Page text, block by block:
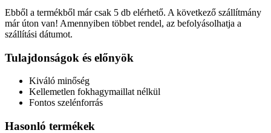
Ebből a termékből már csak 5 db elérhető. A következő szállítmány
már úton van! Amennyiben többet rendel, az befolyásolhatja a
szállítási dátumot.
Tulajdonságok és előnyök
Kiváló minőség
Kellemetlen fokhagymaillat nélkül
Fontos szelénforrás
Hasonló termékek